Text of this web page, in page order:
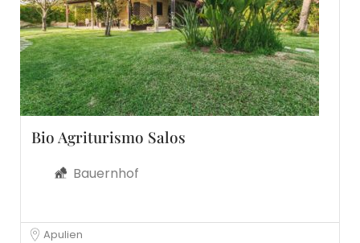
Bio Agriturismo Salos
Bauernhof
Apulien